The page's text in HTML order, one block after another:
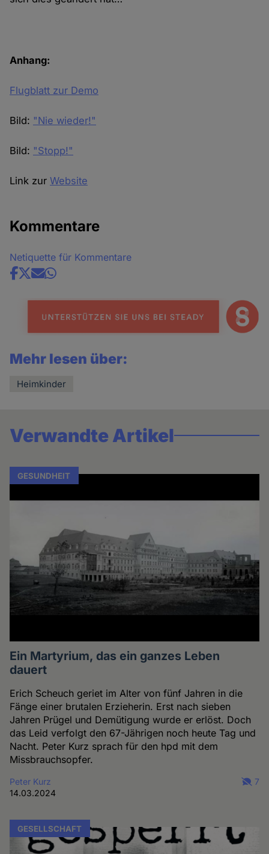
Anhang:
Flugblatt zur Demo
Bild: "Nie wieder!"
Bild: "Stopp!"
Link zurWebsite
Kommentare
Netiquette für Kommentare
Share
news
Mehr lesen über:
Heimkinder
Verwandte Artikel
GESUNDHEIT
Ein Martyrium, das ein ganzes Leben
dauert
Erich Scheuch geriet im Alter von fünf Jahren in die
Fänge einer brutalen Erzieherin. Erst nach sieben
Jahren Prügel und Demütigung wurde er erlöst. Doch
das Leid verfolgt den 67-Jährigen noch heute Tag und
Nacht. Peter Kurz sprach für den hpd mit dem
Missbrauchsopfer.
Peter Kurz
14.03.2024
7
GESELLSCHAFT